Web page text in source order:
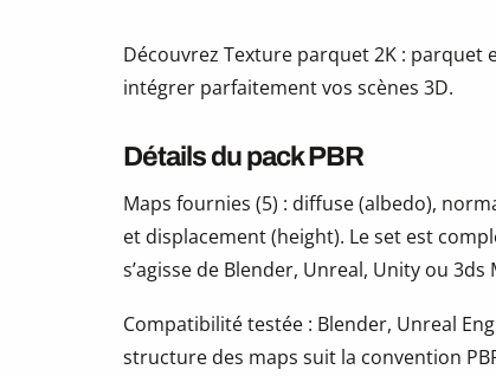
Découvrez Texture parquet 2K :
intégrer parfaitement vos scènes 3D.
Détails du pack PBR
Maps fournies (5) : diffuse (albedo),
et displacement (height). Le set est
s’agisse de Blender, Unreal, Unity ou 3ds
Compatibilité testée : Blender, Unreal
structure des maps suit la convention